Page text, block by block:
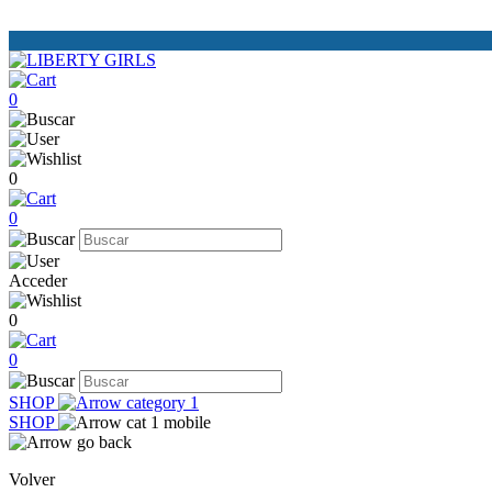
0
0
0
Acceder
0
0
SHOP
SHOP
Volver